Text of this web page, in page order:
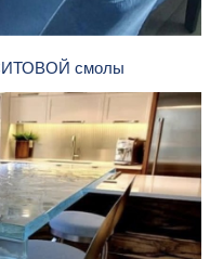
смолы